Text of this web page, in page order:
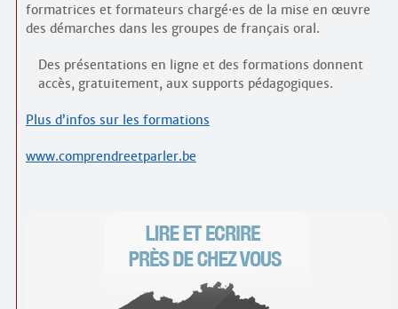
formatrices et formateurs chargé·es de la mise en œuvre
des démarches dans les groupes de français oral.
Des présentations en ligne et des formations donnent
accès, gratuitement, aux supports pédagogiques.
Plus d’infos sur les formations
www.comprendreetparler.be